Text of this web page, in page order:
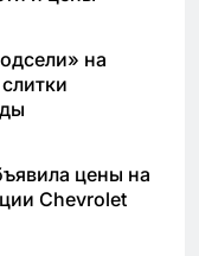
на
цены на
Chevrolet